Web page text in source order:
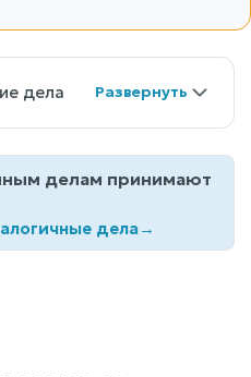
дела
делам принимают
дела→